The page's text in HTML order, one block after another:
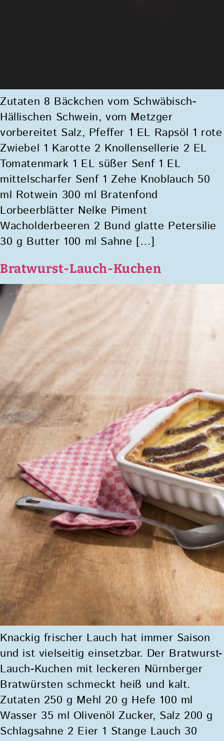
Zutaten 8 Bäckchen vom Schwäbisch-
Hällischen Schwein, vom Metzger
vorbereitet Salz, Pfeffer 1 EL Rapsöl 1 rote
Zwiebel 1 Karotte 2 Knollensellerie 2 EL
Tomatenmark 1 EL süßer Senf 1 EL
mittelscharfer Senf 1 Zehe Knoblauch 50
ml Rotwein 300 ml Bratenfond
Lorbeerblätter Nelke Piment
Wacholderbeeren 2 Bund glatte Petersilie
30 g Butter 100 ml Sahne […]
Bratwurst-Lauch-Kuchen
Knackig frischer Lauch hat immer Saison
und ist vielseitig einsetzbar. Der Bratwurst-
Lauch-Kuchen mit leckeren Nürnberger
Bratwürsten schmeckt heiß und kalt.
Zutaten 250 g Mehl 20 g Hefe 100 ml
Wasser 35 ml Olivenöl Zucker, Salz 200 g
Schlagsahne 2 Eier 1 Stange Lauch 30